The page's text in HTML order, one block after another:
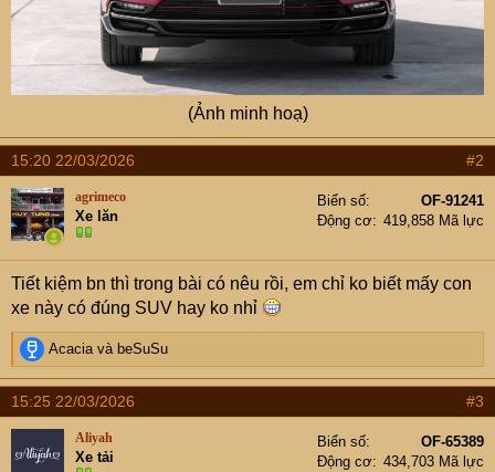
(Ảnh minh hoạ)​
15:20 22/03/2026 #2
agrimeco
Xe lăn
Biển số
OF-91241
Động cơ
419,858 Mã lực
Tiết kiệm bn thì trong bài có nêu rồi, em chỉ ko biết mấy con
xe này có đúng SUV hay ko nhỉ
R
e
a
c
t
i
Acaciavà beSuSu
15:25 22/03/2026 #3
Aliyah
Xe tải
Biển số
OF-65389
Động cơ
434,703 Mã lực